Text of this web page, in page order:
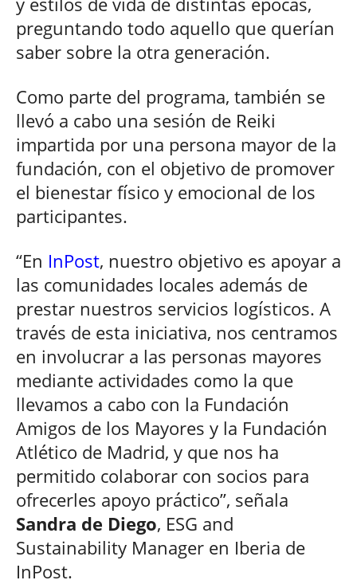
preguntando todo aquello que querían
saber sobre la otra generación.
Como parte del programa, también se
llevó a cabo una sesión de Reiki
impartida por una persona mayor de la
fundación, con el objetivo de promover
el bienestar físico y emocional de los
participantes.
“En InPost, nuestro objetivo es apoyar a
las comunidades locales además de
prestar nuestros servicios logísticos. A
través de esta iniciativa, nos centramos
en involucrar a las personas mayores
mediante actividades como la que
llevamos a cabo con la Fundación
Amigos de los Mayores y la Fundación
Atlético de Madrid, y que nos ha
permitido colaborar con socios para
ofrecerles apoyo práctico”, señala
Sandra de Diego, ESG and
Sustainability Manager en Iberia de
InPost.